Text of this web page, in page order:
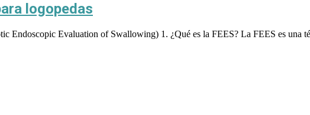
logopedas
Endoscopic Evaluation of Swallowing) 1. ¿Qué es la FEES? La FEES es una